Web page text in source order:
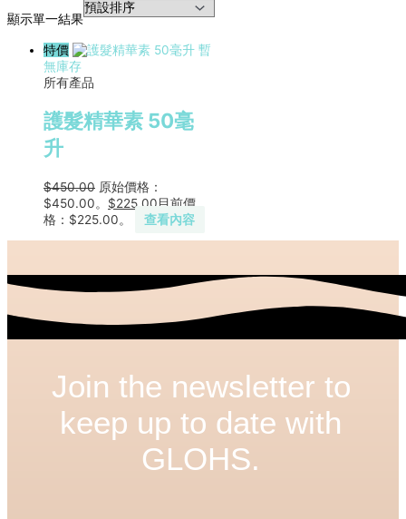
顯示單一結果
特價
暫
無庫存
所有產品
護髮精華素 50毫
升
$450.00 原始價格：
$450.00。 $225.00目前價
格：$225.00。
查看內容
Join the newsletter to
keep up to date with
GLOHS.